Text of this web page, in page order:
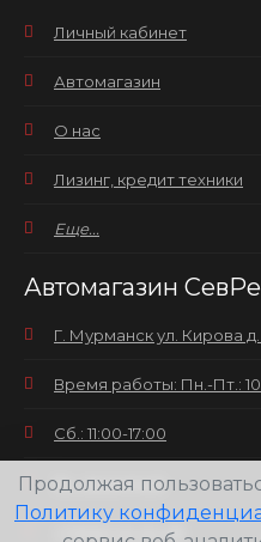
Личный кабинет
Автомагазин
О нас
Лизинг, кредит техники
Еще...
Автомагазин
Г. Мурманск ул. Кирова
Время работы: Пн.-Пт.:
Сб.: 11:00-17:00
Вс.: выходной
+7(8152) 25-30-58
Продолжая
Политику